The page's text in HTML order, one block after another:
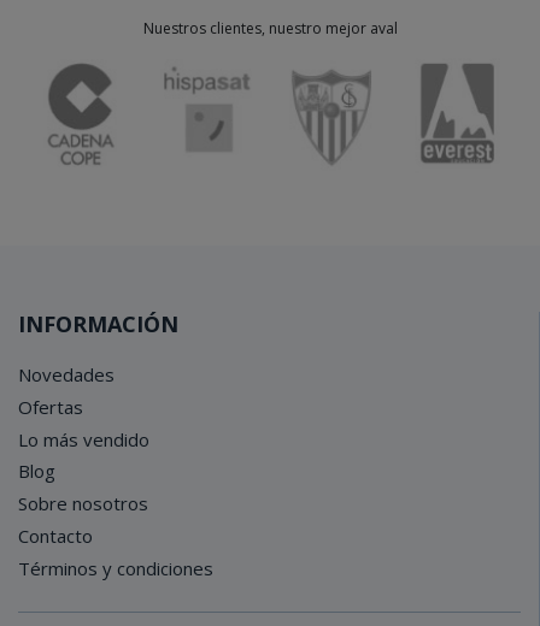
Nuestros clientes, nuestro mejor aval
INFORMACIÓN
Novedades
Ofertas
Lo más vendido
Blog
Sobre nosotros
Contacto
Términos y condiciones